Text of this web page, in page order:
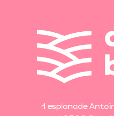
1 esplanade